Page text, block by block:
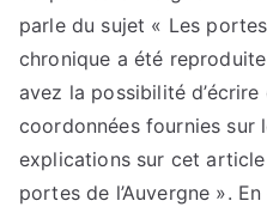
parle du sujet « Les
chronique a été
avez la possibilité
coordonnées fournies
explications sur cet
portes de l’Auvergne ».